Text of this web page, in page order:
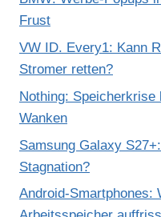
Frust
VW ID. Every1: Kann
Stromer retten?
Nothing: Speicherkrise
Wanken
Samsung Galaxy
Stagnation?
Android-Smartphones: